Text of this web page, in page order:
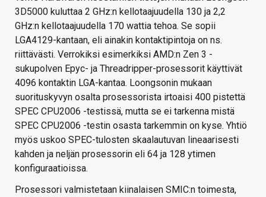
3D5000 kuluttaa 2 GHz:n kellotaajuudella 130 ja 2,2
GHz:n kellotaajuudella 170 wattia tehoa. Se sopii
LGA4129-kantaan, eli ainakin kontaktipintoja on ns.
riittävästi. Verrokiksi esimerkiksi AMD:n Zen 3 -
sukupolven Epyc- ja Threadripper-prosessorit käyttivät
4096 kontaktin LGA-kantaa. Loongsonin mukaan
suorituskyvyn osalta prosessorista irtoaisi 400 pistettä
SPEC CPU2006 -testissä, mutta se ei tarkenna mistä
SPEC CPU2006 -testin osasta tarkemmin on kyse. Yhtiö
myös uskoo SPEC-tulosten skaalautuvan lineaarisesti
kahden ja neljän prosessorin eli 64 ja 128 ytimen
konfiguraatioissa.
Prosessori valmistetaan kiinalaisen SMIC:n toimesta,